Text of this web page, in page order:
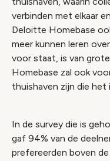
verbinden met elkaar
Deloitte Homebase
meer kunnen leren
voor staat, is van
Homebase zal ook
thuishaven zijn die het
In de survey die is
gaf 94% van de
prefereerden boven